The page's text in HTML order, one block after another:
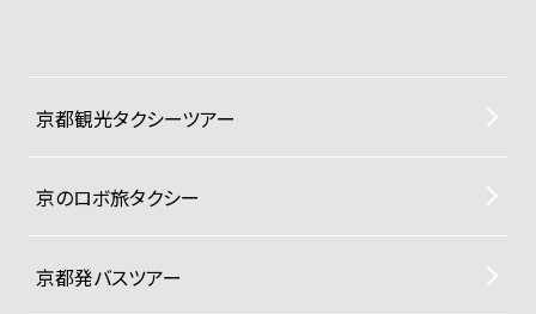
京都観光タクシーツアー
京のロボ旅タクシー
京都発バスツアー